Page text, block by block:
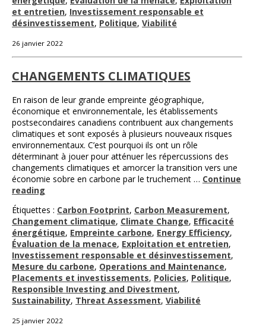
et entretien, Investissement responsable et
désinvestissement, Politique, Viabilité
26 janvier 2022
CHANGEMENTS CLIMATIQUES
En raison de leur grande empreinte géographique,
économique et environnementale, les établissements
postsecondaires canadiens contribuent aux changements
climatiques et sont exposés à plusieurs nouveaux risques
environnementaux. C’est pourquoi ils ont un rôle
déterminant à jouer pour atténuer les répercussions des
changements climatiques et amorcer la transition vers une
économie sobre en carbone par le truchement … Continue
reading
Étiquettes : Carbon Footprint, Carbon Measurement,
Changement climatique, Climate Change, Efficacité
énergétique, Empreinte carbone, Energy Efficiency,
Évaluation de la menace, Exploitation et entretien,
Investissement responsable et désinvestissement,
Mesure du carbone, Operations and Maintenance,
Placements et investissements, Policies, Politique,
Responsible Investing and Divestment,
Sustainability, Threat Assessment, Viabilité
25 janvier 2022